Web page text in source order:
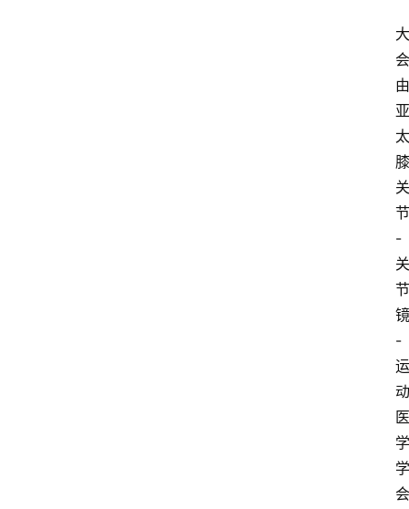
大
会
由
亚
太
膝
关
节
-
关
节
镜
-
运
动
医
学
学
会